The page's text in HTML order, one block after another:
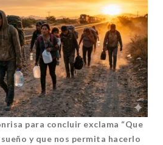
para concluir exclama “Que
y que nos permita hacerlo